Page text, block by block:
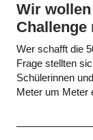
Wir
Wer schafft die
Frage stellten
Schülerinnen
Meter um Meter